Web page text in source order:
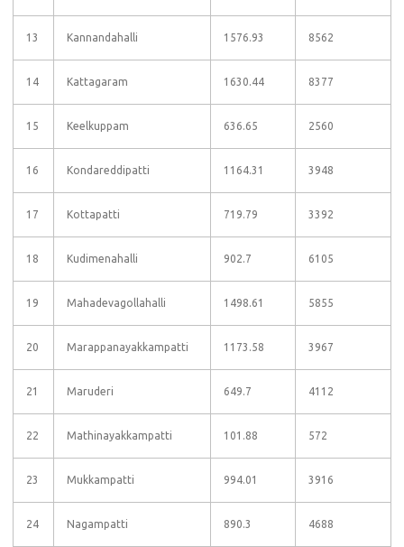
13 Kannandahalli 1576.93 8562
14 Kattagaram 1630.44 8377
15 Keelkuppam 636.65 2560
16 Kondareddipatti 1164.31 3948
17 Kottapatti 719.79 3392
18 Kudimenahalli 902.7 6105
19 Mahadevagollahalli 1498.61 5855
20 Marappanayakkampatti 1173.58 3967
21 Maruderi 649.7 4112
22 Mathinayakkampatti 101.88 572
23 Mukkampatti 994.01 3916
24 Nagampatti 890.3 4688